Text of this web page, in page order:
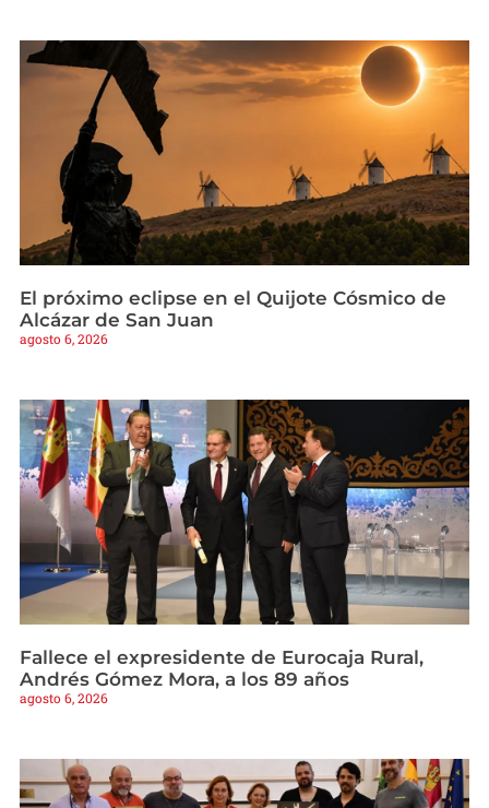
El próximo eclipse en el Quijote Cósmico de
Alcázar de San Juan
agosto 6, 2026
Fallece el expresidente de Eurocaja Rural,
Andrés Gómez Mora, a los 89 años
agosto 6, 2026